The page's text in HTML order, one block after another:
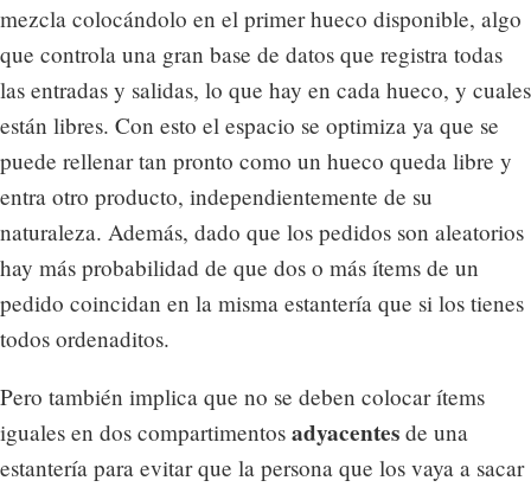
mezcla colocándolo en el primer hueco disponible, algo
que controla una gran base de datos que registra todas
las entradas y salidas, lo que hay en cada hueco, y cuales
están libres. Con esto el espacio se optimiza ya que se
puede rellenar tan pronto como un hueco queda libre y
entra otro producto, independientemente de su
naturaleza. Además, dado que los pedidos son aleatorios
hay más probabilidad de que dos o más ítems de un
pedido coincidan en la misma estantería que si los tienes
todos ordenaditos.
Pero también implica que no se deben colocar ítems
iguales en dos compartimentos adyacentes de una
estantería para evitar que la persona que los vaya a sacar